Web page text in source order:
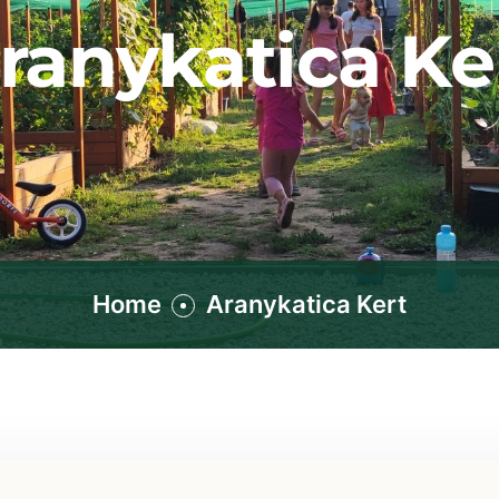
Home Aranykatica Kert